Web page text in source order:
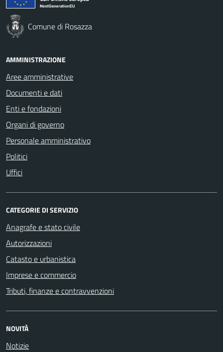
Comune di Rosazza
AMMINISTRAZIONE
Aree amministrative
Documenti e dati
Enti e fondazioni
Organi di governo
Personale amministrativo
Politici
Uffici
CATEGORIE DI SERVIZIO
Anagrafe e stato civile
Autorizzazioni
Catasto e urbanistica
Imprese e commercio
Tributi, finanze e contravvenzioni
NOVITÀ
Notizie